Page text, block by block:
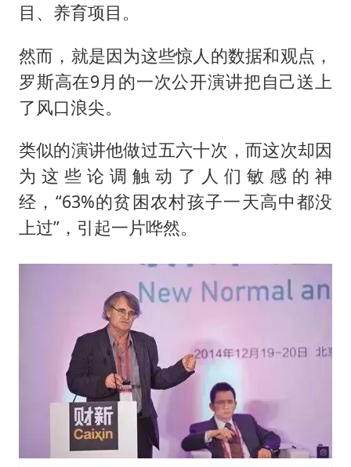
目、养育项目。
然而，就是因为这些惊人的数据和观点，
罗斯高在9月的一次公开演讲把自己送上
了风口浪尖。
类似的演讲他做过五六十次，而这次却因
为这些论调触动了人们敏感的神
经，“63%的贫困农村孩子一天高中都没
上过”，引起一片哗然。